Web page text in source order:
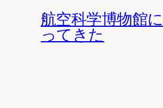
航空科学博物館
ってきた